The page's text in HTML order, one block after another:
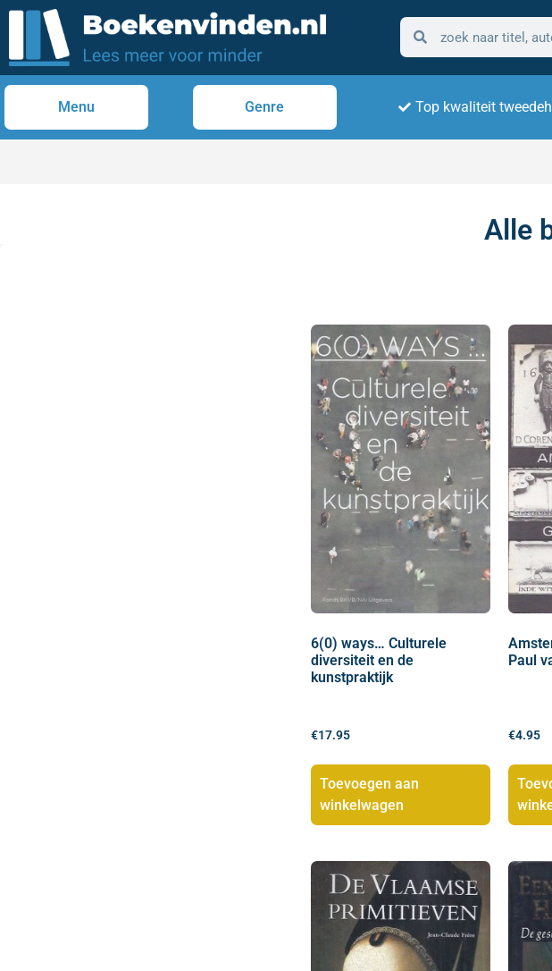
Menu Genre Top kwaliteit
Alle
6(0) ways… Culturele
diversiteit en de
kunstpraktijk
€17.95
Toevoegen aan
winkelwagen
Paul
€4.95